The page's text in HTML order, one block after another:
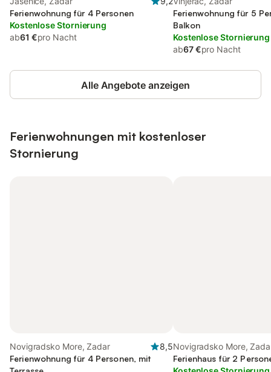
Ferienwohnung für 4 Personen
Kostenlose Stornierung
ab61 €pro Nacht
Ferienwohnung für 5
Balkon
Kostenlose Stornierung
ab67 €pro Nacht
Alle Angebote anzeigen
Ferienwohnungen mit kostenloser
Stornierung
Novigradsko More, Zadar
8,5
Ferienwohnung für 4 Personen, mit
Novigradsko More,
Ferienhaus für 2